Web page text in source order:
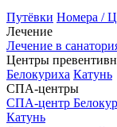
Путёвки Номера /
Лечение
Лечение в
Центры
Белокуриха Катунь
СПА-центры
СПА-центр
Катунь